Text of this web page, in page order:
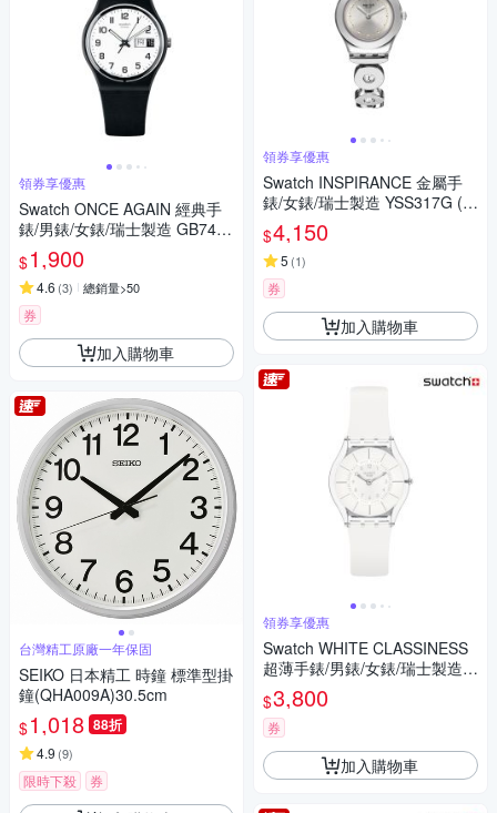
領券享優惠
Swatch ONCE AGAIN 經典手
錶/男錶/女錶/瑞士製造 GB743-
S26 (34mm)
$1,900
4.6 (3) 總銷量>50
券
加入購物車
台灣精工原廠一年保固
SEIKO 日本精工 時鐘 標準型掛
鐘(QHA009A)30.5cm
$1,018 88折
4.9 (9)
限時下殺 券
領券享優惠
Swatch INSPIRANCE 金屬手
錶/女錶/瑞士製造 YSS317G (2
5mm)
$4,150
5 (1)
券
加入購物車
領券享優惠
Swatch WHITE CLASSINESS
超薄手錶/男錶/女錶/瑞士製造 S
S08K102-S14 (34mm)
$3,800
券
加入購物車